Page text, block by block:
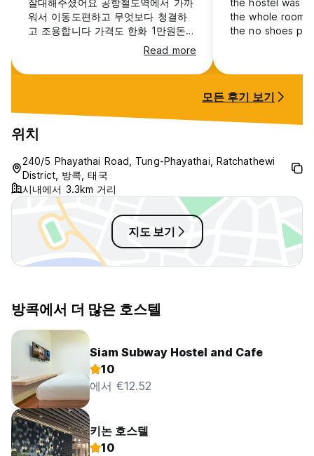
잘대해주셨어요 공항철도역에서 가까
워서 이동도편하고 무엇보다 청결하
고 조용합니다 가격도 한화 1만원돈으
로 저렴하구요 100바트 내면 짐을 하
루 보관할수있어서 또 좋습니다 전반
적으로 만족스럽네요 감사합니다
Read more
the hostel was
the whole room to
the no shoes
downside was
but this was a
location is
from the airport.
모든 후기 보기
위치
240/5 Phayathai Road, Tung-Phayathai, Ratchathewi
District, 방콕, 태국
시내에서 3.3km 거리
지도 보기
방콕에서 더 많은 호스텔
Siam Subway Hostel and Cafe
10
에서 €12.52
키논 호스텔
10